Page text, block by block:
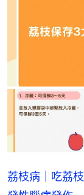
荔枝病｜吃荔